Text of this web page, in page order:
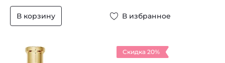
В корзину В избранное
Скидка 20%